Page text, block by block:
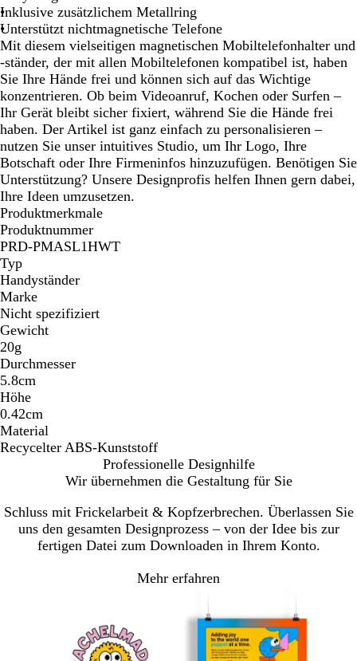
a
r
z
Inklusive zusätzlichem Metallring
Unterstützt nichtmagnetische Telefone
Mit diesem vielseitigen magnetischen Mobiltelefonhalter und
-ständer, der mit allen Mobiltelefonen kompatibel ist, haben
Sie Ihre Hände frei und können sich auf das Wichtige
konzentrieren. Ob beim Videoanruf, Kochen oder Surfen –
Ihr Gerät bleibt sicher fixiert, während Sie die Hände frei
haben. Der Artikel ist ganz einfach zu personalisieren –
nutzen Sie unser intuitives Studio, um Ihr Logo, Ihre
Botschaft oder Ihre Firmeninfos hinzuzufügen. Benötigen Sie
Unterstützung? Unsere Designprofis helfen Ihnen gern dabei,
Ihre Ideen umzusetzen.
Produktmerkmale
Produktnummer
PRD-PMASL1HWT
Typ
Handyständer
Marke
Nicht spezifiziert
Gewicht
20g
Durchmesser
5.8cm
Höhe
0.42cm
Material
Recycelter ABS-Kunststoff
Professionelle Designhilfe
Wir übernehmen die Gestaltung für Sie
Schluss mit Frickelarbeit & Kopfzerbrechen. Überlassen Sie
uns den gesamten Designprozess – von der Idee bis zur
fertigen Datei zum Downloaden in Ihrem Konto.
Mehr erfahren